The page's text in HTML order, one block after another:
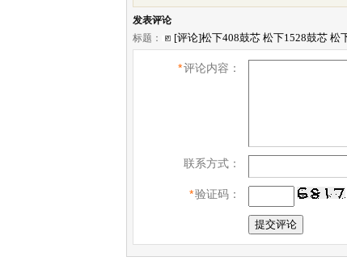
发表评论
标题：
*评论内容：
联系方式：
*验证码：